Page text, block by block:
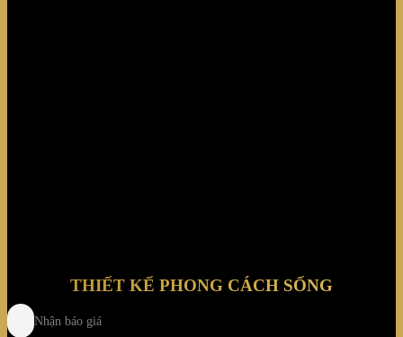
THIẾT KẾ PHONG CÁCH SỐNG
Nhận báo giá